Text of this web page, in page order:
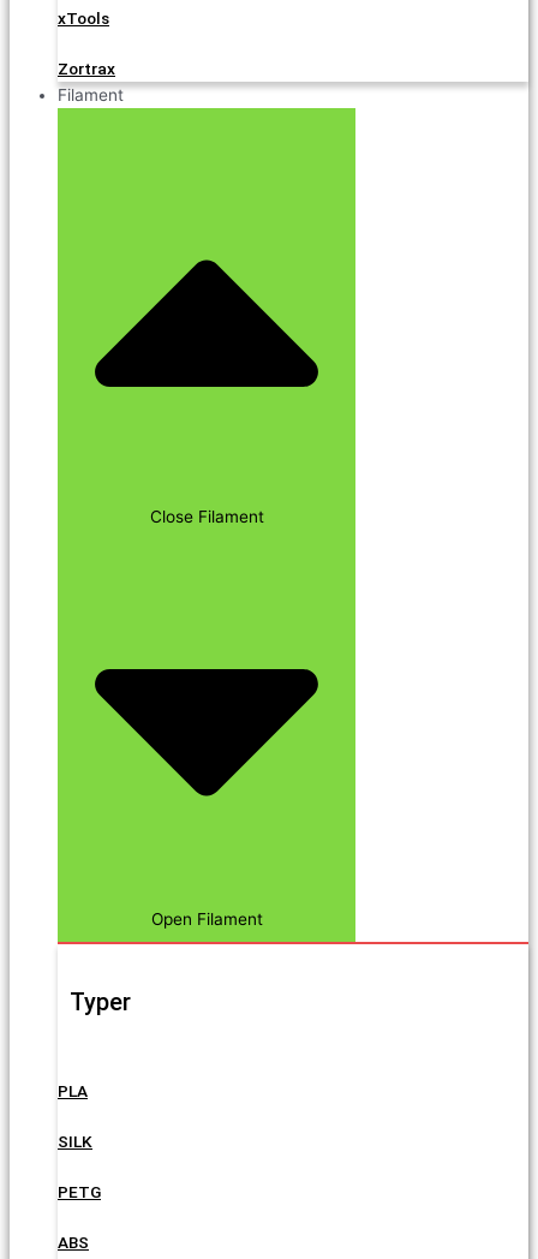
xTools
Zortrax
Filament
Close Filament
Open Filament
Typer
PLA
SILK
PETG
ABS